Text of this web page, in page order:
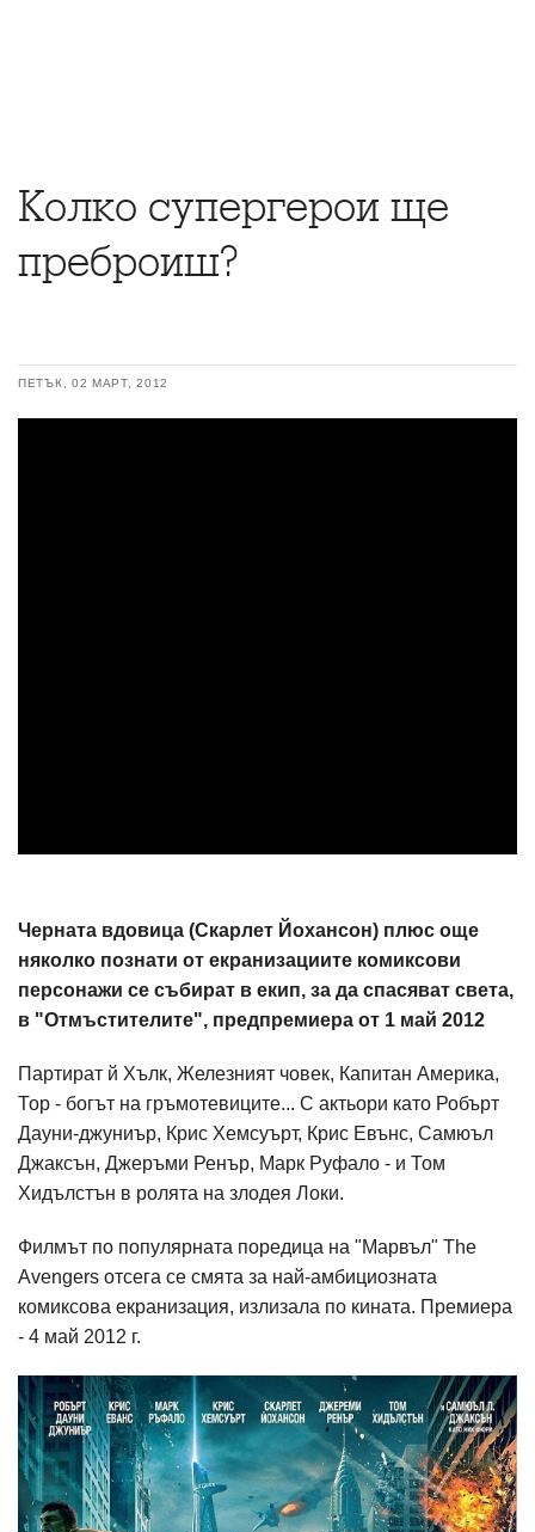
Колко супергерои ще
преброиш?
ПЕТЪК, 02 МАРТ, 2012
Черната вдовица (Скарлет Йохансон) плюс още
няколко познати от екранизациите комиксови
персонажи се събират в екип, за да спасяват света,
в "Отмъстителите", предпремиера от 1 май 2012
Партират й Хълк, Железният човек, Капитан Америка,
Тор - богът на гръмотевиците... С актьори като Робърт
Дауни-джуниър, Крис Хемсуърт, Крис Евънс, Самюъл
Джаксън, Джеръми Ренър, Марк Руфало - и Том
Хидълстън в ролята на злодея Локи.
Филмът по популярната поредица на "Марвъл" The
Avengers отсега се смята за най-амбициозната
комиксова екранизация, излизала по кината. Премиера
- 4 май 2012 г.